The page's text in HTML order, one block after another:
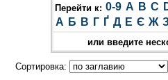
Перейти к: 0-9 A B C
А Б В Г Ґ Д Е Є Ж
или введите
Сортировка: